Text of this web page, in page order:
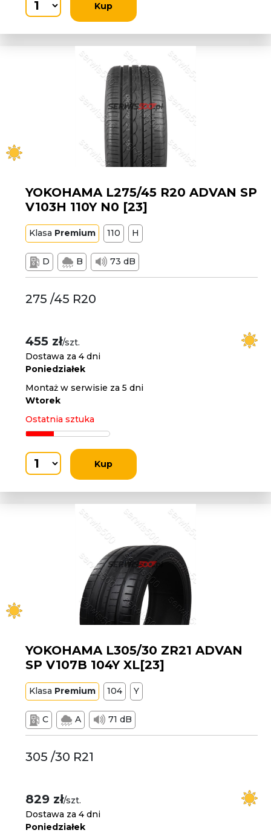
Kup
YOKOHAMA L275/45 R20 ADVAN SP
V103H 110Y N0 [23]
Klasa Premium 110 H
D B 73 dB
275 /45 R20
455 zł/szt.
Dostawa za 4 dni
Poniedziałek
Montaż w serwisie za 5 dni
Wtorek
Ostatnia sztuka
Kup
YOKOHAMA L305/30 ZR21 ADVAN
SP V107B 104Y XL[23]
Klasa Premium 104 Y
C A 71 dB
305 /30 R21
829 zł/szt.
Dostawa za 4 dni
Poniedziałek